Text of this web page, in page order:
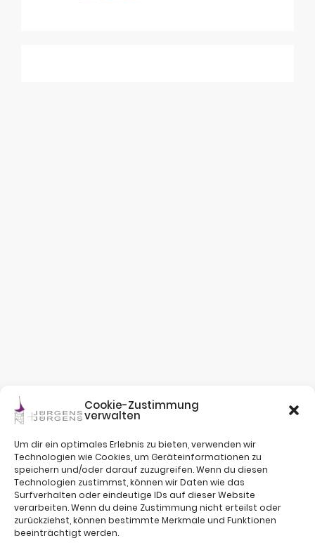
Cookie-Zustimmung
verwalten
Um dir ein optimales Erlebnis zu bieten, verwenden wir
Technologien wie Cookies, um Geräteinformationen zu
speichern und/oder darauf zuzugreifen. Wenn du diesen
Technologien zustimmst, können wir Daten wie das
Surfverhalten oder eindeutige IDs auf dieser Website
verarbeiten. Wenn du deine Zustimmung nicht erteilst oder
zurückziehst, können bestimmte Merkmale und Funktionen
beeinträchtigt werden.